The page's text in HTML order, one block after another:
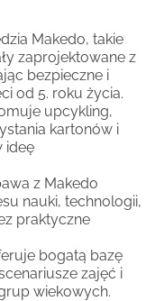
Makedo, takie
zaprojektowane z
bezpieczne i
od 5. roku życia.
upcykling,
kartonów i
ideę
z Makedo
nauki, technologii,
praktyczne
bogatą bazę
zajęć i
wiekowych.